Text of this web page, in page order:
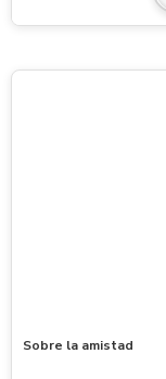
Sobre la amistad